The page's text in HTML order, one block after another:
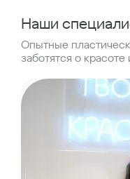
Наши
Опытные
заботятся о